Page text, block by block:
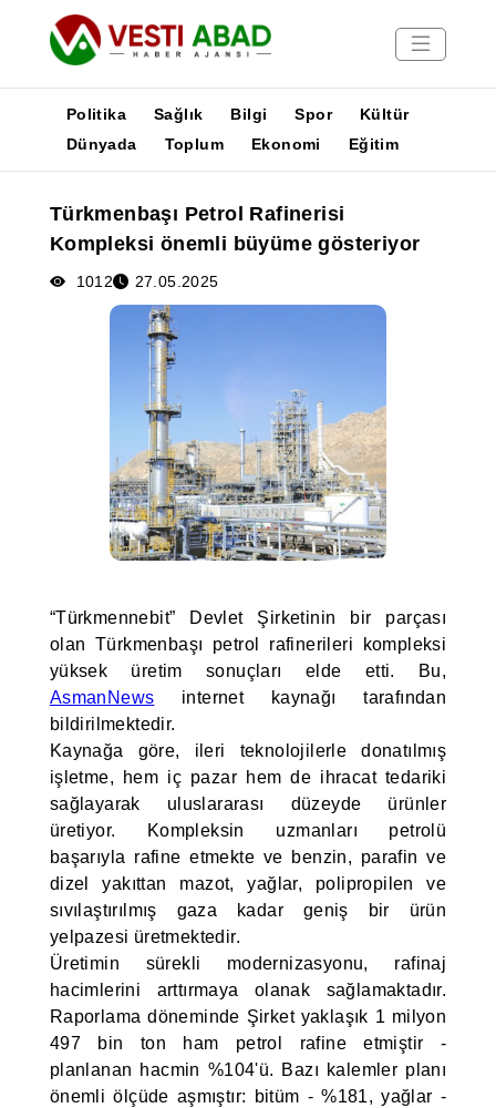
Yayınlar
Medya
Poster
Politika Sağlık Bilgi Spor
Kültür
Dünyada
Toplum Ekonomi Eğitim
Türkmenbaşı Petrol Rafinerisi
Kompleksi önemli büyüme gösteriyor
1012 27.05.2025
“Türkmennebit” Devlet Şirketinin bir parçası
olan Türkmenbaşı petrol rafinerileri kompleksi
yüksek üretim sonuçları elde etti. Bu,
AsmanNews internet kaynağı tarafından
bildirilmektedir.
Kaynağa göre, ileri teknolojilerle donatılmış
işletme, hem iç pazar hem de ihracat tedariki
sağlayarak uluslararası düzeyde ürünler
üretiyor. Kompleksin uzmanları petrolü
başarıyla rafine etmekte ve benzin, parafin ve
dizel yakıttan mazot, yağlar, polipropilen ve
sıvılaştırılmış gaza kadar geniş bir ürün
yelpazesi üretmektedir.
Üretimin sürekli modernizasyonu, rafinaj
hacimlerini arttırmaya olanak sağlamaktadır.
Raporlama döneminde Şirket yaklaşık 1 milyon
497 bin ton ham petrol rafine etmiştir -
planlanan hacmin %104'ü. Bazı kalemler planı
önemli ölçüde aşmıştır: bitüm - %181, yağlar -